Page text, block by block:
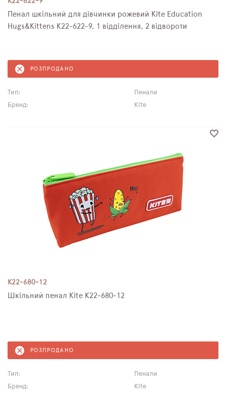
Пенал шкільний для дівчинки рожевий Kite Education
Hugs&Kittens К22-622-9, 1 відділення, 2 відвороти
РОЗПРОДАНО
Тип:
Пенали
Бренд:
Kite
K22-680-12
Шкільний пенал Kite K22-680-12
РОЗПРОДАНО
Тип:
Пенали
Бренд:
Kite